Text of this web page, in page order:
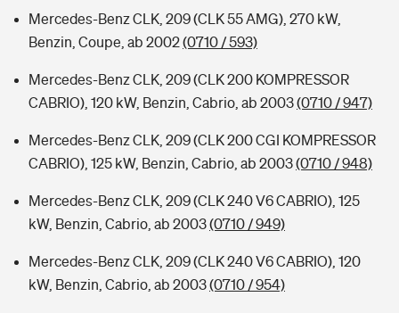
Mercedes-Benz CLK, 209 (CLK 55 AMG), 270 kW,
Benzin, Coupe, ab 2002(0710 / 593)
Mercedes-Benz CLK, 209 (CLK 200 KOMPRESSOR
CABRIO), 120 kW, Benzin, Cabrio, ab 2003(0710 / 947)
Mercedes-Benz CLK, 209 (CLK 200 CGI KOMPRESSOR
CABRIO), 125 kW, Benzin, Cabrio, ab 2003(0710 / 948)
Mercedes-Benz CLK, 209 (CLK 240 V6 CABRIO), 125
kW, Benzin, Cabrio, ab 2003(0710 / 949)
Mercedes-Benz CLK, 209 (CLK 240 V6 CABRIO), 120
kW, Benzin, Cabrio, ab 2003(0710 / 954)